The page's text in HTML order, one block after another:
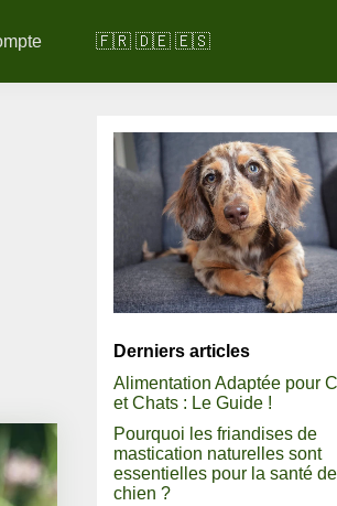
🇫🇷 🇩🇪 🇪🇸
Derniers articles
Alimentation Adaptée pour
et Chats : Le Guide !
Pourquoi les friandises de
mastication naturelles sont
essentielles pour la santé
chien ?